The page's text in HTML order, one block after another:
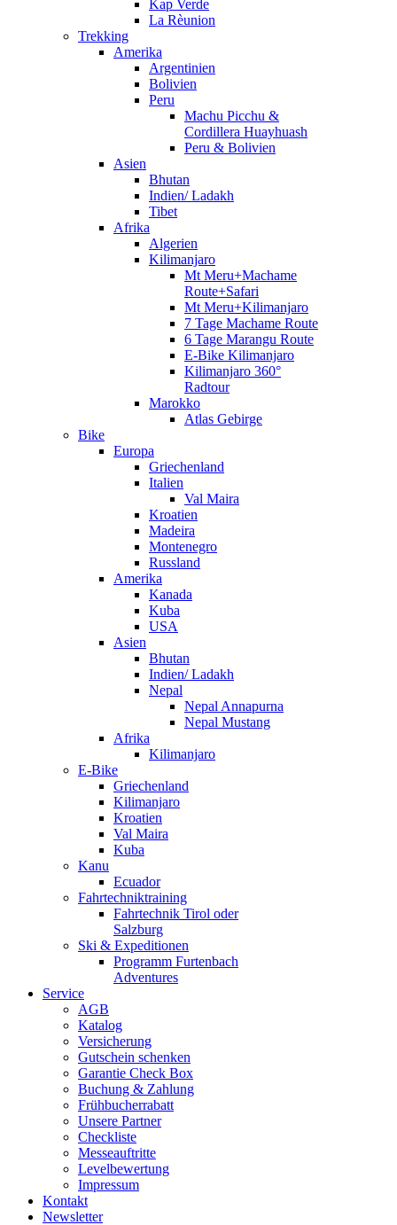
Kap Verde
La Rèunion
Trekking
Amerika
Argentinien
Bolivien
Peru
Machu Picchu &
Cordillera Huayhuash
Peru & Bolivien
Asien
Bhutan
Indien/ Ladakh
Tibet
Afrika
Algerien
Kilimanjaro
Mt Meru+Machame
Route+Safari
Mt Meru+Kilimanjaro
7 Tage Machame Route
6 Tage Marangu Route
E-Bike Kilimanjaro
Kilimanjaro 360°
Radtour
Marokko
Atlas Gebirge
Bike
Europa
Griechenland
Italien
Val Maira
Kroatien
Madeira
Montenegro
Russland
Amerika
Kanada
Kuba
USA
Asien
Bhutan
Indien/ Ladakh
Nepal
Nepal Annapurna
Nepal Mustang
Afrika
Kilimanjaro
E-Bike
Griechenland
Kilimanjaro
Kroatien
Val Maira
Kuba
Kanu
Ecuador
Fahrtechniktraining
Fahrtechnik Tirol oder
Salzburg
Ski & Expeditionen
Programm Furtenbach
Adventures
Service
AGB
Katalog
Versicherung
Gutschein schenken
Garantie Check Box
Buchung & Zahlung
Frühbucherrabatt
Unsere Partner
Checkliste
Messeauftritte
Levelbewertung
Impressum
Kontakt
Newsletter